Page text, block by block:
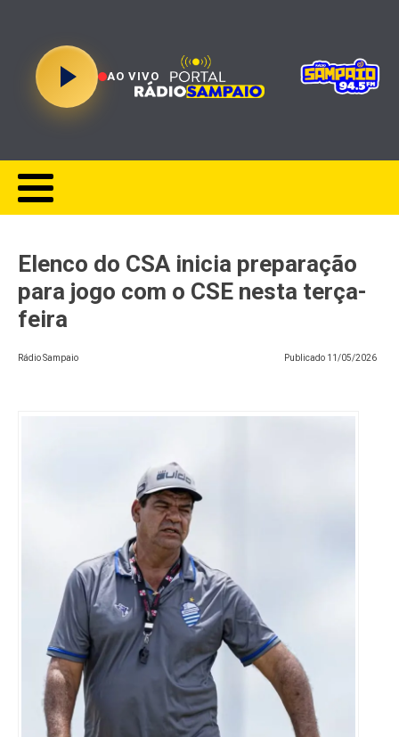
AO VIVO
Elenco do CSA inicia preparação
para jogo com o CSE nesta terça-
feira
Rádio Sampaio Publicado 11/05/2026